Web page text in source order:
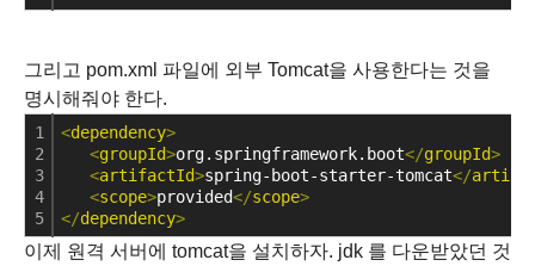
그리고 pom.xml 파일에 외부 Tomcat을 사용한다는 것을
명시해줘야 한다.
1
2
3
4
5
<dependency>
<groupId>org.springframework.boot</groupId>
<artifactId>spring-boot-starter-tomcat</
<scope>provided</scope>
</dependency>
이제 원격 서버에 tomcat을 설치하자. jdk 를 다운받았던 것